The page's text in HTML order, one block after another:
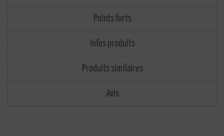
Points forts
Infos produits
Produits similaires
Avis